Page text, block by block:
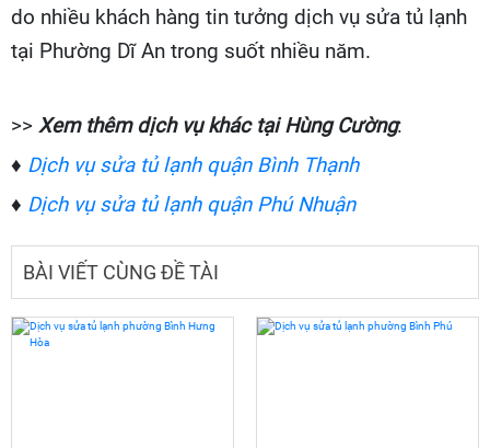
do nhiều khách hàng tin tưởng dịch vụ sửa tủ lạnh
tại Phường Dĩ An trong suốt nhiều năm.
>> Xem thêm dịch vụ khác tại Hùng Cường:
♦ Dịch vụ sửa tủ lạnh quận Bình Thạnh
♦ Dịch vụ sửa tủ lạnh quận Phú Nhuận
BÀI VIẾT CÙNG ĐỀ TÀI